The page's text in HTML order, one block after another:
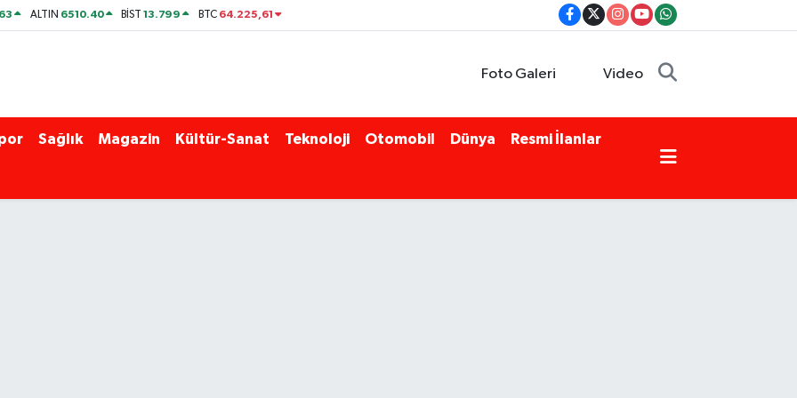
ALTIN 6510.40 BİST13.799 BTC 64.225,61
Foto Galeri Video
Sağlık Magazin Kültür-Sanat Teknoloji Otomobil Dünya Resmi İlanlar